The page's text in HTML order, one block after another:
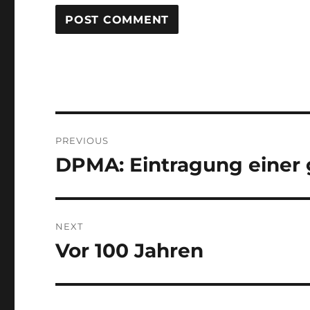
navigation
PREVIOUS
Previous
DPMA: Eintragung einer
NEXT
Next
Vor 100 Jahren